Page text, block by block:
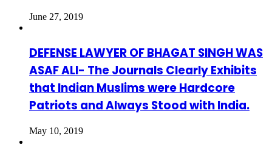
June 27, 2019
DEFENSE LAWYER OF BHAGAT SINGH WAS
ASAF ALI- The Journals Clearly Exhibits
that Indian Muslims were Hardcore
Patriots and Always Stood with India.
May 10, 2019